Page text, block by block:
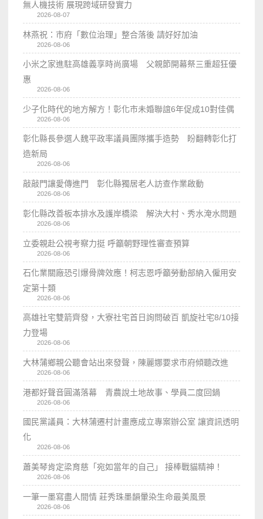
無人機技術 展現跨域研發實力
2026-08-07
林燕祝：市府「數位治理」整合落後 請好好加油
2026-08-06
小米之家進駐高雄義享時尚廣場 父親節開幕祭三重超狂優
惠
2026-08-06
少子化時代的地方解方！彰化市未婚聯誼6年促成10對佳偶
2026-08-06
彰化縣長參選人魏平政率議員團隊攜手造勢 盼翻轉彰化打
造新局
2026-08-06
敲敲門讓愛傳進門 彰化縣獨居老人訪查作業啟動
2026-08-06
彰化縣改善板本排水及護岸橋梁 解決大村、秀水淹水問題
2026-08-06
立委親赴公視考察力挺 呼籲朝野理性審查預算
2026-08-06
石化業關廠恐引爆骨牌效應！柯志恩呼籲勞動部納入僱用安
定第十類
2026-08-06
高雄社宅雙箭齊發，大寮社宅首日詢問破百 凱旋社宅8/10接
力登場
2026-08-06
大林蒲鄉親公聽會站出來發聲，陳麗娜要求市府傾聽改進
2026-08-06
港都好聲音圓滿落幕 青農說土地故事、學員二度回鍋
2026-08-06
國民黨議員：大林蒲遷村計畫應成立專案辦公室 讓資訊透明
化
2026-08-06
蕭美琴肯定梁育慈「宛如當年的自己」 接棒戰貓精神！
2026-08-06
一筆一墨寫盡人間情 莊秀珠墨韻暈染生命最美風景
2026-08-06